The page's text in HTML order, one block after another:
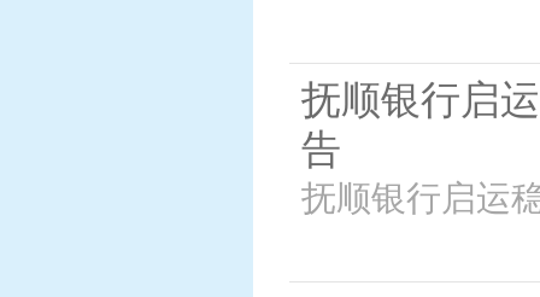
抚顺银行启
告
抚顺银行启运